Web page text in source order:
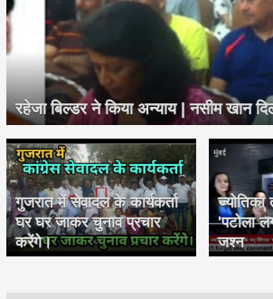
रहेजा बिल्डर ने किया अन्याय | नसीम खान
गुजरात में सेवादल के कार्यकर्ता
घर घर जाकर चुनाव प्रचार
करेंगे।
'पटोला
जश्न